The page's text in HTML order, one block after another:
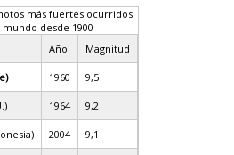
más fuertes ocurridos
mundo desde 1900
Año Magnitud
1960 9,5
1964 9,2
2004 9,1